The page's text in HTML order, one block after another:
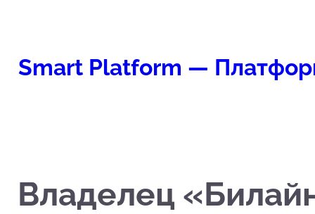
Smart Platform —
Владелец